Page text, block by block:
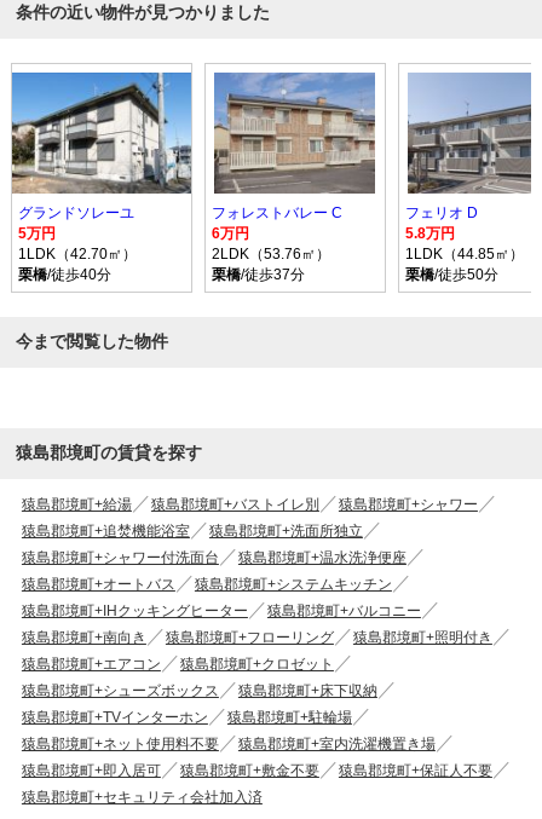
条件の近い物件が見つかりました
グランドソレーユ
5万円
1LDK（42.70㎡）
栗橋/徒歩40分
フォレストバレー C
6万円
2LDK（53.76㎡）
栗橋/徒歩37分
フェリオ D
5.8万円
1LDK（44.85㎡）
栗橋/徒歩50分
今まで閲覧した物件
猿島郡境町の賃貸を探す
猿島郡境町+給湯 猿島郡境町+バストイレ別
猿島郡境町+シャワー
猿島郡境町+追焚機能浴室
猿島郡境町+洗面所独立
猿島郡境町+シャワー付洗面台
猿島郡境町+温水洗浄便座
猿島郡境町+オートバス
猿島郡境町+システムキッチン
猿島郡境町+IHクッキングヒーター
猿島郡境町+バルコニー
猿島郡境町+南向き
猿島郡境町+フローリング
猿島郡境町+照明付き
猿島郡境町+エアコン
猿島郡境町+クロゼット
猿島郡境町+シューズボックス
猿島郡境町+床下収納
猿島郡境町+TVインターホン
猿島郡境町+駐輪場
猿島郡境町+ネット使用料不要
猿島郡境町+室内洗濯機置き場
猿島郡境町+即入居可
猿島郡境町+敷金不要
猿島郡境町+保証人不要
猿島郡境町+セキュリティ会社加入済